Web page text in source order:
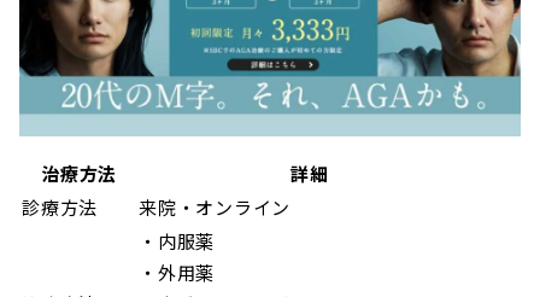
治療方法
詳細
診療方法
来院・オンライン
・内服薬
・外用薬